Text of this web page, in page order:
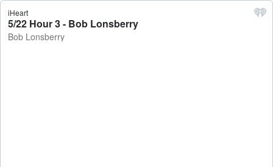
iHeart
5/22 Hour 3 - Bob Lonsberry
Bob Lonsberry